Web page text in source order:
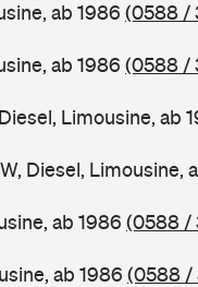
ab 1986 (0588 /
ab 1986 (0588 /
Limousine, ab
Diesel, Limousine,
ab 1986 (0588 /
ab 1986 (0588 /